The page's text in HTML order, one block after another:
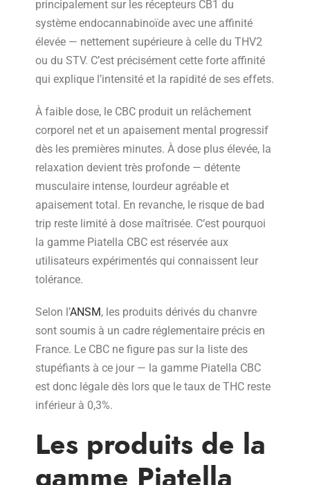
principalement sur les récepteurs CB1 du
système endocannabinoïde avec une affinité
élevée — nettement supérieure à celle du THV2
ou du STV. C’est précisément cette forte affinité
qui explique l’intensité et la rapidité de ses effets.
À faible dose, le CBC produit un relâchement
corporel net et un apaisement mental progressif
dès les premières minutes. À dose plus élevée, la
relaxation devient très profonde — détente
musculaire intense, lourdeur agréable et
apaisement total. En revanche, le risque de bad
trip reste limité à dose maîtrisée. C’est pourquoi
la gamme Piatella CBC est réservée aux
utilisateurs expérimentés qui connaissent leur
tolérance.
Selon l’ANSM, les produits dérivés du chanvre
sont soumis à un cadre réglementaire précis en
France. Le CBC ne figure pas sur la liste des
stupéfiants à ce jour — la gamme Piatella CBC
est donc légale dès lors que le taux de THC reste
inférieur à 0,3%.
Les produits de la